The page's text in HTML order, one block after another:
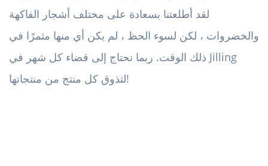
لقد أطلعتنا بسعادة على مختلف أشجار الفاكهة
والخضروات ، لكن لسوء الحظ ، لم يكن أي منها مثمرًا في
ذلك الوقت. ربما نحتاج إلى قضاء كل شهر في Jilling
لتذوق كل منتج من منتجاتها!